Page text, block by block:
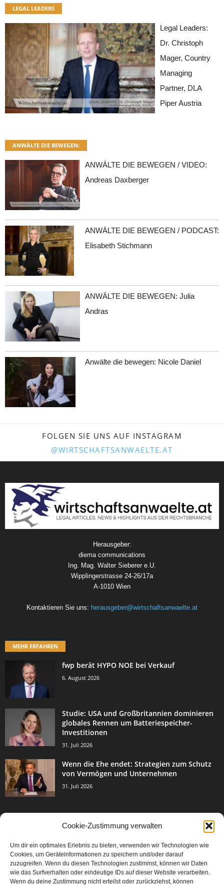
Cookie-Zustimmung verwalten
Um dir ein optimales Erlebnis zu bieten, verwenden wir Technologien wie
Cookies, um Geräteinformationen zu speichern und/oder darauf
zuzugreifen. Wenn du diesen Technologien zustimmst, können wir Daten
wie das Surfverhalten oder eindeutige IDs auf dieser Website verarbeiten.
Wenn du deine Zustimmung nicht erteilst oder zurückziehst, können
LEGAL LEADERS
Legal Leaders:
Dr. Christoph
Mager, Country
Managing
Partner, DLA
Piper Austria
ANWÄLTE DIE BEWEGEN:
ANWÄLTE DIE BEWEGEN / VIDEO:
Andreas Daxberger
ANWÄLTE DIE BEWEGEN / PODCAST:
Elisabeth Stichmann
ANWÄLTE DIE BEWEGEN: Julia
Andras
Anwälte die bewegen: Nicole Daniel
FOLGEN SIE UNS AUF INSTAGRAM
@WIRTSCHAFTSANWAELTE.AT
Herausgeber:
diema communications
Ing. Mag. Walter Sieberer e.U.
Wipplingerstrasse 24-26/17a
A-1010 Wien
Kontaktieren Sie uns: herausgeber@wirtschaftsanwaelte.at
MEHR ERFAHREN
fwp berät HYPO NOE bei Verkauf
6. August 2026
Studie: USA und Großbritannien dominieren
globales Rennen um Batteriespeicher-
Investitionen
31. Juli 2026
Wenn die Ehe endet: Strategien zum Schutz
von Vermögen und Unternehmen
31. Juli 2026
Events & Success 3003
Breaking News 2067
Aktuelles